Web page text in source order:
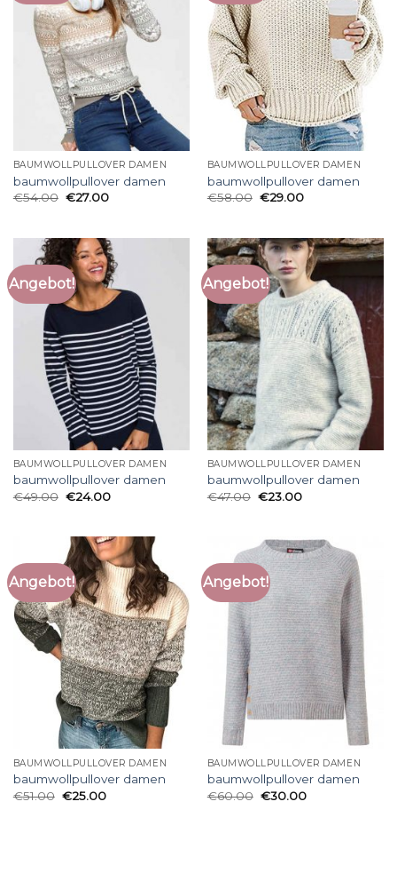
BAUMWOLLPULLOVER DAMEN
baumwollpullover damen
€54.00 €27.00
BAUMWOLLPULLOVER DAMEN
baumwollpullover damen
€58.00 €29.00
Angebot!
BAUMWOLLPULLOVER DAMEN
baumwollpullover damen
€49.00 €24.00
Angebot!
BAUMWOLLPULLOVER DAMEN
baumwollpullover damen
€47.00 €23.00
Angebot!
BAUMWOLLPULLOVER DAMEN
baumwollpullover damen
€51.00 €25.00
Angebot!
BAUMWOLLPULLOVER DAMEN
baumwollpullover damen
€60.00 €30.00